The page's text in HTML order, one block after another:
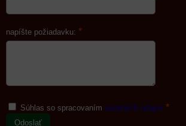
napíšte požiadavku: *
Súhlas so spracovaním osobných údajov *
Odoslať